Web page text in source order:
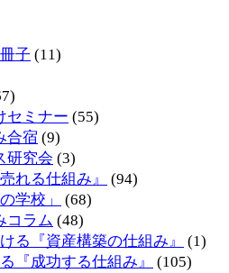
子 (11)
セミナー (55)
合宿 (9)
研究会 (3)
れる仕組み』
(94)
学校」
(68)
コラム (48)
る『資産構築の仕組み』
(1)
『成功する仕組み』
(105)